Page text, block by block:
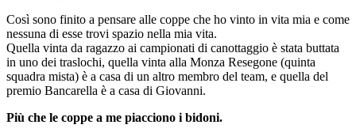
Così sono finito a pensare alle coppe che ho vinto in vita mia e come
nessuna di esse trovi spazio nella mia vita.
Quella vinta da ragazzo ai campionati di canottaggio è stata buttata
in uno dei traslochi, quella vinta alla Monza Resegone (quinta
squadra mista) è a casa di un altro membro del team, e quella del
premio Bancarella è a casa di Giovanni.
Più che le coppe a me piacciono i bidoni.